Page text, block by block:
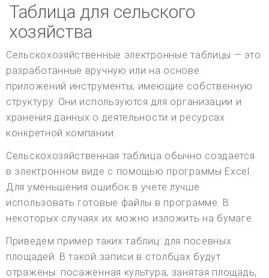
Таблица для сельского
хозяйства
Сельскохозяйственные электронные таблицы — это
разработанные вручную или на основе
приложений инструменты, имеющие собственную
структуру. Они используются для организации и
хранения данных о деятельности и ресурсах
конкретной компании.
Сельскохозяйственная таблица обычно создается
в электронном виде с помощью программы Excel.
Для уменьшения ошибок в учете лучше
использовать готовые файлы в программе. В
некоторых случаях их можно изложить на бумаге.
Приведем пример таких таблиц: для посевных
площадей. В такой записи в столбцах будут
отражены: посаженная культура, занятая площадь,